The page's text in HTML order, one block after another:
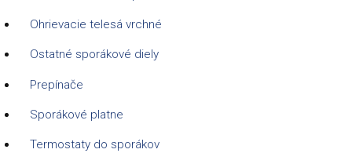
Ohrievacie telesá vrchné
Ostatné sporákové diely
Prepínače
Sporákové platne
Termostaty do sporákov